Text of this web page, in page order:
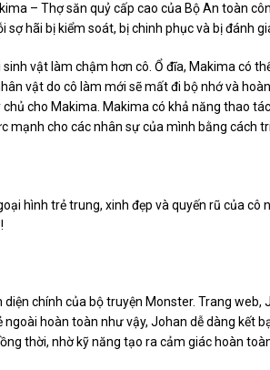
– Thợ săn quỷ cấp cao của Bộ An toàn
hãi bị kiểm soát, bị chinh phục và bị đánh
vật làm chậm hơn cô. Ổ đĩa, Makima có
vật do cô làm mới sẽ mất đi bộ nhớ và
cho Makima. Makima có khả năng thao
mạnh cho các nhân sự của mình bằng cách
hình trẻ trung, xinh đẹp và quyến rũ của cô
chính của bộ truyện Monster. Trang web,
hoàn toàn như vậy, Johan dễ dàng kết
thời, nhờ kỹ năng tạo ra cảm giác hoàn